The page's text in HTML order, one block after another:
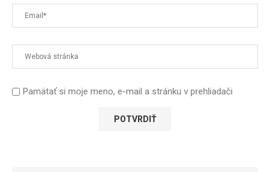
Pamätať si moje meno, e-mail a stránku v prehliadači